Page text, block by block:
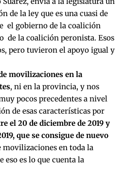
de la ley que es una cuasi de
el gobierno de la coalición
de la coalición peronista. Esos
pero tuvieron el apoyo igual y
movilizaciones en la
, ni en la provincia, y nos
pocos precedentes a nivel
de esas características por
el 20 de diciembre de 2019 y
que se consigue de nuevo
movilizaciones en toda la
es lo que cuenta la